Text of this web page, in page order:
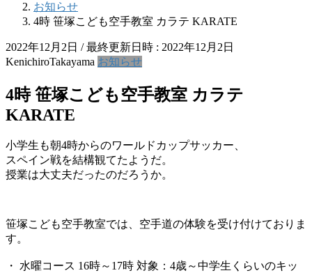
お知らせ
4時 笹塚こども空手教室 カラテ KARATE
2022年12月2日 / 最終更新日時 : 2022年12月2日
KenichiroTakayama お知らせ
4時 笹塚こども空手教室 カラテ
KARATE
小学生も朝4時からのワールドカップサッカー、
スペイン戦を結構観てたようだ。
授業は大丈夫だったのだろうか。
笹塚こども空手教室では、空手道の体験を受け付けておりま
す。
・ 水曜コース 16時～17時 対象：4歳～中学生くらいのキッ